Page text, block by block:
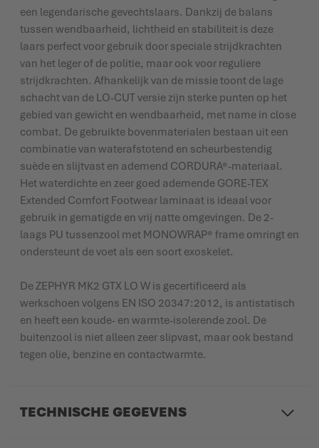
een legendarische gevechtslaars. Dankzij de balans
tussen wendbaarheid, lichtheid en stabiliteit is deze
laars perfect voor gebruik door speciale strijdkrachten
van het leger of de politie, maar ook voor reguliere
strijdkrachten. Afhankelijk van de missie toont de lage
schacht van de LO-CUT versie zijn sterke punten op het
gebied van gewicht en wendbaarheid, met name in close
combat. De gebruikte bovenmaterialen bestaan uit een
combinatie van waterafstotend en scheurbestendig
suède en slijtvast en ademend CORDURA®-materiaal.
Het waterdichte en zeer goed ademende GORE-TEX
Extended Comfort Footwear laminaat is ideaal voor
gebruik in gematigde en vrij natte omgevingen. De 2-
laags PU tussenzool met MONOWRAP® frame omringt en
ondersteunt de voet als een soort exoskelet.
De ZEPHYR MK2 GTX LO W is gecertificeerd als
werkschoen volgens EN ISO 20347:2012, is antistatisch
en heeft een koude- en warmte-isolerende zool. De
buitenzool is niet alleen zeer slipvast, maar ook bestand
tegen olie, benzine en contactwarmte.
TECHNISCHE GEGEVENS